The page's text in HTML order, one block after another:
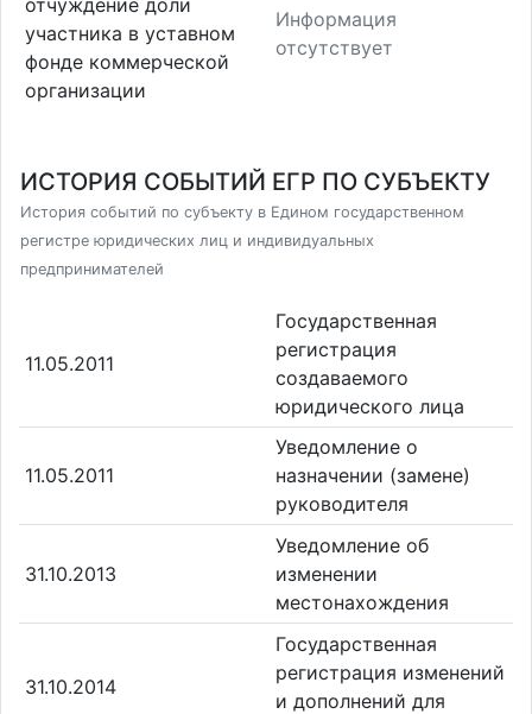
участника в уставном
фонде коммерческой
организации
Информация
отсутствует
ИСТОРИЯ СОБЫТИЙ ЕГР ПО СУБЪЕКТУ
История событий по субъекту в Едином государственном
регистре юридических лиц и индивидуальных
предпринимателей
11.05.2011
Государственная
регистрация
создаваемого
юридического лица
11.05.2011
Уведомление о
назначении (замене)
руководителя
31.10.2013
Уведомление об
изменении
местонахождения
31.10.2014
Государственная
регистрация изменений
и дополнений для